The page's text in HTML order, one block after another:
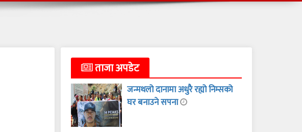
ताजा अपडेट
जन्मथलो दानामा अधुरै रह्यो निम्सको
घर बनाउने सपना